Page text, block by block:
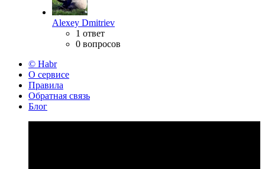
Alexey Dmitriev
1 ответ
0 вопросов
© Habr
О сервисе
Правила
Обратная связь
Блог